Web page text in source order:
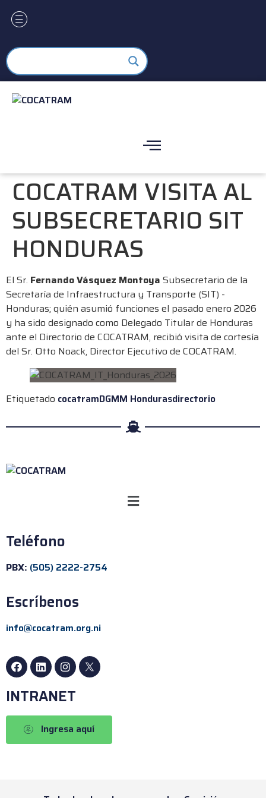
COCATRAM VISITA AL
SUBSECRETARIO SIT
HONDURAS
El Sr. Fernando Vásquez Montoya Subsecretario de la
Secretaría de Infraestructura y Transporte (SIT) -
Honduras; quién asumió funciones el pasado enero 2026
y ha sido designado como Delegado Titular de Honduras
ante el Directorio de COCATRAM, recibió visita de cortesía
del Sr. Otto Noack, Director Ejecutivo de COCATRAM.
Etiquetado cocatramDGMM Hondurasdirectorio
Teléfono
PBX: (505) 2222-2754
Escríbenos
info@cocatram.org.ni
INTRANET
Ingresa aquí